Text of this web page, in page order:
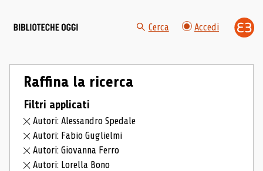
Cerca Accedi
Raffina la ricerca
Filtri applicati
Autori: Alessandro Spedale
Autori: Fabio Guglielmi
Autori: Giovanna Ferro
Autori: Lorella Bono